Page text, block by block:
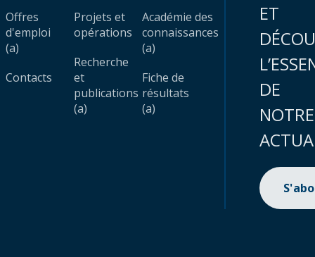
Offres
d'emploi
(a)
Contacts
Projets et
opérations
Recherche
et
publications
(a)
Académie des
connaissances
(a)
Fiche de
résultats
(a)
ET
DE
NOTRE